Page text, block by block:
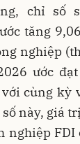
chỉ số
tăng
nghiệp
ước
cùng kỳ
này, giá
nghiệp